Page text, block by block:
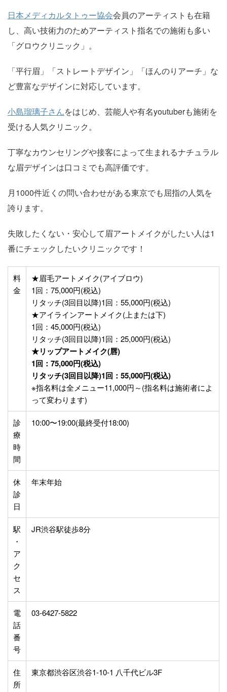
日本メディカルタトゥー協会会員のアーティストも在籍
し、高い技術力のためアーティスト指名での施術も多い
「グロウクリニック」。
「平行眉」「ストレートデザイン」「ほんのりアーチ」な
ど豊富なデザインに対応しています。
小島瑠璃子さんをはじめ、芸能人や有名youtuberも施術を
受ける人気クリニック。
丁寧なカウンセリングや接客によって生まれるナチュラル
な眉デザインは口コミでも高評価です。
月1000件近くの問い合わせがある東京でも屈指の人気を
誇ります。
失敗したくない・安心して眉アートメイクがしたい人は1
番にチェックしたいクリニックです！
料
金
★眉毛アートメイク(アイブロウ)
1回：75,000円(税込)
リタッチ(3回目以降)1回：55,000円(税込)
★アイラインアートメイク(上または下)
1回：45,000円(税込)
リタッチ(3回目以降)1回：25,000円(税込)
★リップアートメイク(唇)
1回：75,000円(税込)
リタッチ(3回目以降)1回：55,000円(税込)
※指名料は全メニュー11,000円～(指名料は施術者によ
って変わります)
診
療
時
間
10:00〜19:00(最終受付18:00)
休
診
日
年末年始
駅
・
ア
ク
セ
ス
JR渋谷駅徒歩8分
電
話
番
号
03-6427-5822
住
所
東京都渋谷区渋谷1-10-1 八千代ビル3F